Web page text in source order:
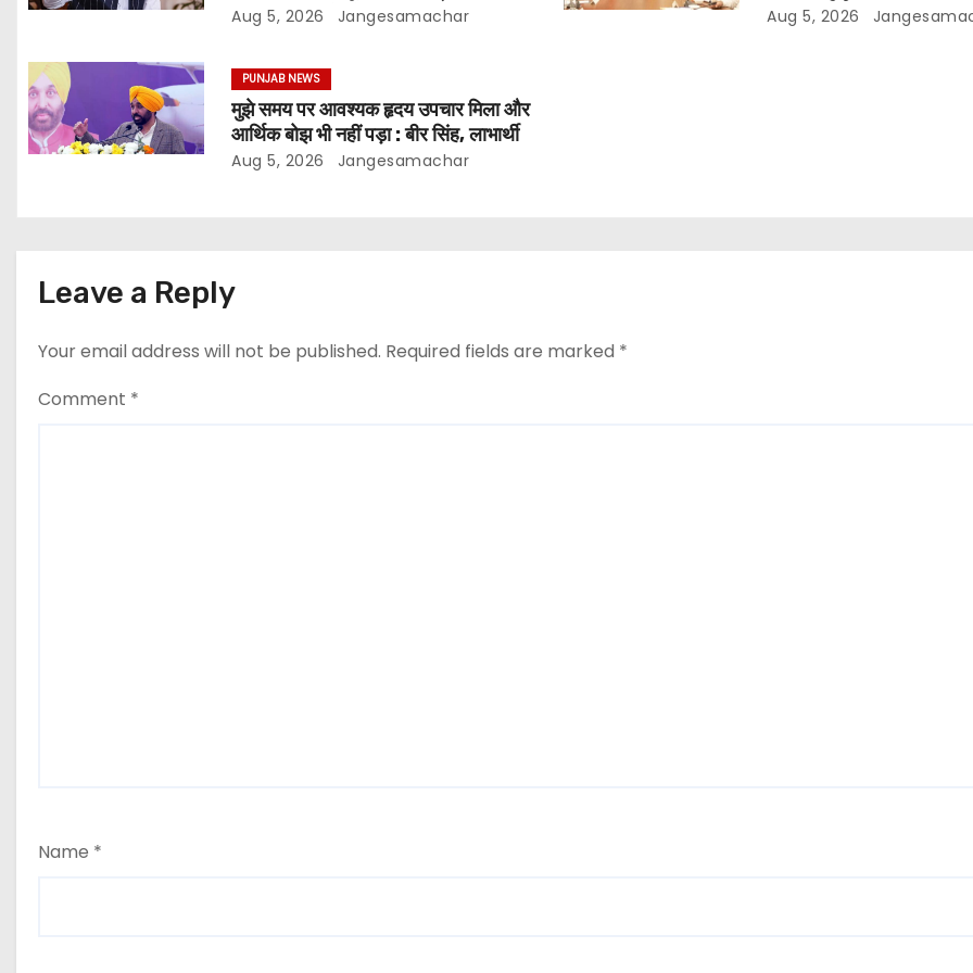
नई यूनिवर्सिटियों को मंजूरी
Aug 5, 2026 Jangesamachar Aug 5, 2026
PUNJAB NEWS
मुझे समय पर आवश्यक हृदय उपचार मिला और
आर्थिक बोझ भी नहीं पड़ा : बीर सिंह, लाभार्थी
Aug 5, 2026 Jangesamachar
Leave a Reply
Your email address will not be published. Required fields are marked *
Comment *
Name *